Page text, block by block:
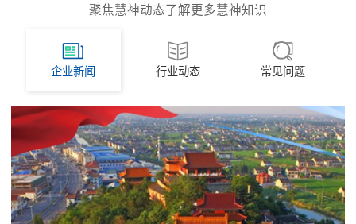
聚焦慧神动态了解更多慧神知识
企业新闻 行业动态 常见问题